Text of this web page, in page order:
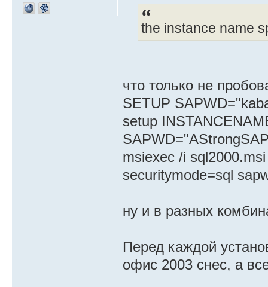
the instance name
что только не
SETUP
setup
msiexec /i
securitymode=sql
ну и в разных
Перед каждой
офис 2003 снес, а